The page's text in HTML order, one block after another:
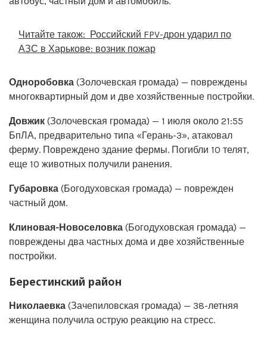
Читайте також: Российский FPV-дрон ударил по
АЗС в Харькове: возник пожар
Одноробовка (Золочевская громада) — повреждены
многоквартирный дом и две хозяйственные постройки.
Довжик (Золочевская громада) — 1 июля около 21:55
БпЛА, предварительно типа «Герань-3», атаковал
ферму. Повреждено здание фермы. Погибли 10 телят,
еще 10 животных получили ранения.
Губаровка (Богодуховская громада) — поврежден
частный дом.
Клиновая-Новоселовка (Богодуховская громада) —
повреждены два частных дома и две хозяйственные
постройки.
Берестинский район
Николаевка (Зачепиловская громада) — 38-летняя
женщина получила острую реакцию на стресс.